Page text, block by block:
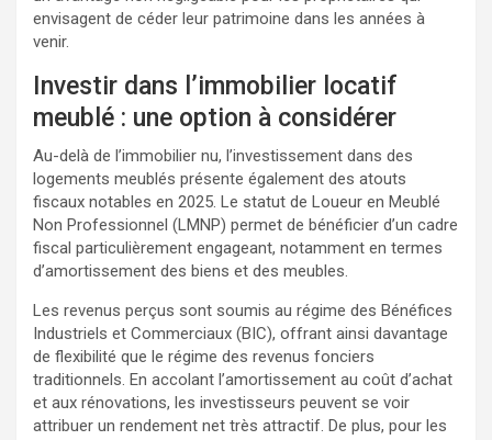
envisagent de céder leur patrimoine dans les années à
venir.
Investir dans l’immobilier locatif
meublé : une option à considérer
Au-delà de l’immobilier nu, l’investissement dans des
logements meublés présente également des atouts
fiscaux notables en 2025. Le statut de Loueur en Meublé
Non Professionnel (LMNP) permet de bénéficier d’un cadre
fiscal particulièrement engageant, notamment en termes
d’amortissement des biens et des meubles.
Les revenus perçus sont soumis au régime des Bénéfices
Industriels et Commerciaux (BIC), offrant ainsi davantage
de flexibilité que le régime des revenus fonciers
traditionnels. En accolant l’amortissement au coût d’achat
et aux rénovations, les investisseurs peuvent se voir
attribuer un rendement net très attractif. De plus, pour les